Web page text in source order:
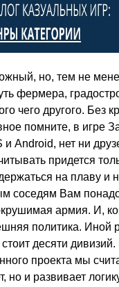
но, тем не
фермера,
чего другого. Без
помните, в игре
и Android, нет ни
придется
на плаву и
соседям Вам
армия. И,
политика. Иной
десяти
проекта мы
но и развивает